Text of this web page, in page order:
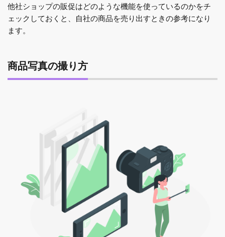
他社ショップの販促はどのような機能を使っているのかをチ
ェックしておくと、自社の商品を売り出すときの参考になり
ます。
商品写真の撮り方